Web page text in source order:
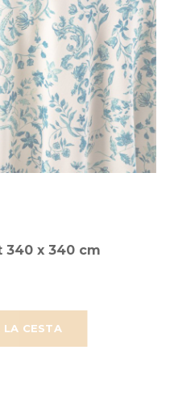
LA CESTA
340 x 340 cm